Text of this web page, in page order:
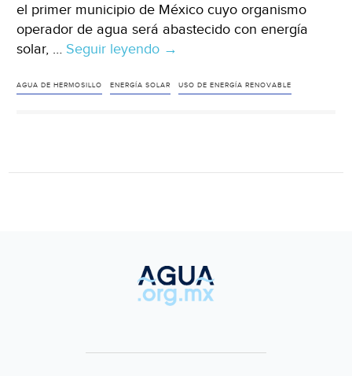
el primer municipio de México cuyo organismo
operador de agua será abastecido con energía
solar, … Seguir leyendo Sonora-
de
MDP
(Expreso)
→
AGUA DE HERMOSILLO ENERGÍA SOLAR USO DE ENERGÍA RENOVABLE